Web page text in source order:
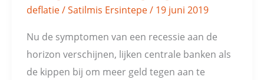
deflatie/Satilmis Ersintepe/ 19 juni 2019
Nu de symptomen van een recessie aan de
horizon verschijnen, lijken centrale banken als
de kippen bij om meer geld tegen aan te